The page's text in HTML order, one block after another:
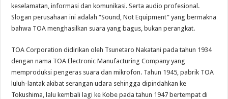
keselamatan, informasi dan komunikasi. Serta audio profesional.
Slogan perusahaan ini adalah “Sound, Not Equipment” yang bermakna
bahwa TOA menghasilkan suara yang bagus, bukan perangkat.
TOA Corporation didirikan oleh Tsunetaro Nakatani pada tahun 1934
dengan nama TOA Electronic Manufacturing Company yang
memproduksi pengeras suara dan mikrofon. Tahun 1945, pabrik TOA
luluh-lantak akibat serangan udara sehingga dipindahkan ke
Tokushima, lalu kembali lagi ke Kobe pada tahun 1947 bertempat di